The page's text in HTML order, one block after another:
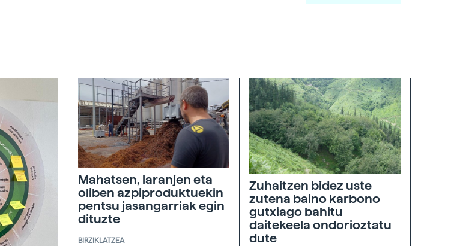
Mahatsen, laranjen eta
oliben azpiproduktuekin
pentsu jasangarriak egin
dituzte
BIRZIKLATZEA
Zuhaitzen bidez uste
zutena baino karbono
gutxiago bahitu
daitekeela ondorioztatu
dute